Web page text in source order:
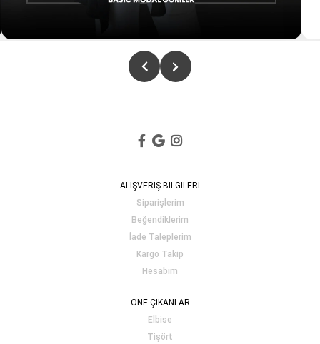
ALIŞVERİŞ BİLGİLERİ
Siparişlerim
Beğendiklerim
İade Taleplerim
Kargo Takip
Hesabım
ÖNE ÇIKANLAR
Elbise
Tişört